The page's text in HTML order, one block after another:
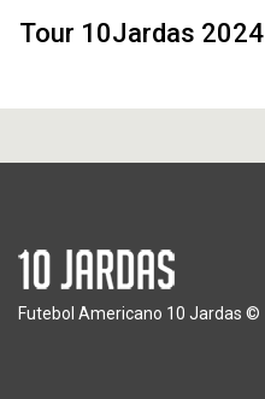
Tour 10Jardas 2024
Futebol Americano 10 Jardas ©